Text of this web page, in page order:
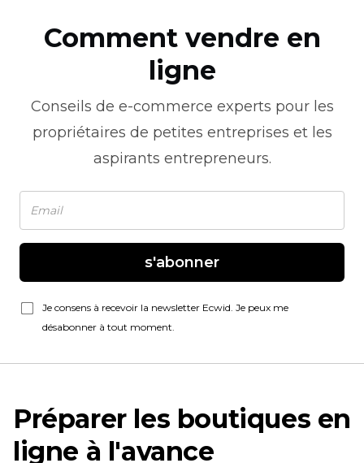
Comment vendre en
ligne
Conseils de e-commerce experts pour les
propriétaires de petites entreprises et les
aspirants entrepreneurs.
s'abonner
Je consens à recevoir la newsletter Ecwid. Je peux me
désabonner à tout moment.
Préparer les boutiques en
ligne à l'avance